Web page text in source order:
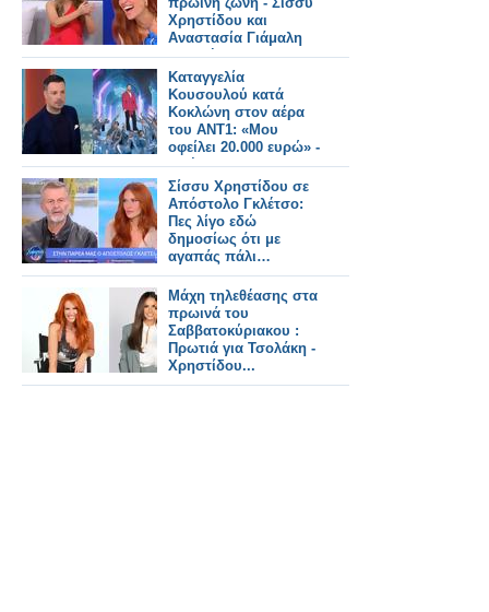
Χρηστίδου και
Αναστασία Γιάμαλη
υποψήφιες για
καθημερινό slot
Καταγγελία
Κουσουλού κατά
Κοκλώνη στον αέρα
του ΑΝΤ1: «Μου
οφείλει 20.000 ευρώ» -
Τα έχωσε και στην
Σίσσυ Χρηστίδου...
Σίσσυ Χρηστίδου σε
Απόστολο Γκλέτσο:
Πες λίγο εδώ
δημοσίως ότι με
αγαπάς πάλι…
Μάχη τηλεθέασης στα
πρωινά του
Σαββατοκύριακου :
Πρωτιά για Τσολάκη -
Χρηστίδου...